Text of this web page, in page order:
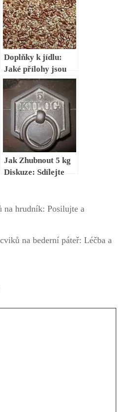
Doplňky k jídlu:
Jaké přílohy jsou
pro vás
nejvhodnější
Jak Zhubnout 5 kg
Diskuze: Sdílejte
na hrudník: Posilujte a
na bederní páteř: Léčba a